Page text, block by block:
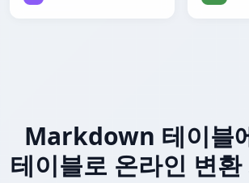
Markdown 테이블
테이블로 온라인 변환